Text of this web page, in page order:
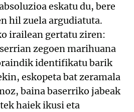
eskatu du, bere
hil zuela argudiatuta.
irailean gertatu ziren:
zegoen marihuana
identifikatu barik
eskopeta bat zeramala
baina baserriko jabeak
haiek ikusi eta